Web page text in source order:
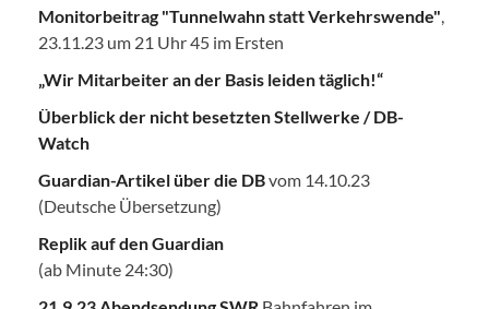
Monitorbeitrag "Tunnelwahn statt Verkehrswende",
23.11.23 um 21 Uhr 45 im Ersten
„Wir Mitarbeiter an der Basis leiden täglich!“
Überblick der nicht besetzten Stellwerke / DB-
Watch
Guardian-Artikel über die DBvom 14.10.23
(Deutsche Übersetzung)
Replik auf den Guardian
(ab Minute 24:30)